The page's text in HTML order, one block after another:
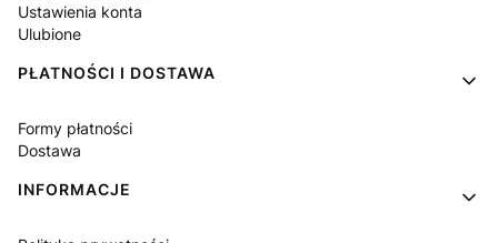
Ustawienia konta
Ulubione
PŁATNOŚCI I DOSTAWA
Formy płatności
Dostawa
INFORMACJE